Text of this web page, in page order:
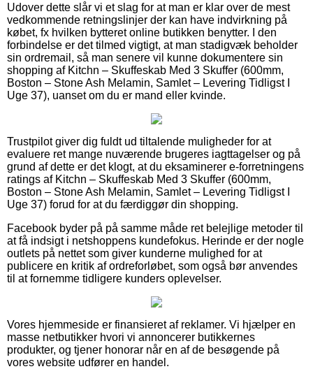
Udover dette slår vi et slag for at man er klar over de mest
vedkommende retningslinjer der kan have indvirkning på
købet, fx hvilken bytteret online butikken benytter. I den
forbindelse er det tilmed vigtigt, at man stadigvæk beholder
sin ordremail, så man senere vil kunne dokumentere sin
shopping af Kitchn – Skuffeskab Med 3 Skuffer (600mm,
Boston – Stone Ash Melamin, Samlet – Levering Tidligst I
Uge 37), uanset om du er mand eller kvinde.
Trustpilot giver dig fuldt ud tiltalende muligheder for at
evaluere ret mange nuværende brugeres iagttagelser og på
grund af dette er det klogt, at du eksaminerer e-forretningens
ratings af Kitchn – Skuffeskab Med 3 Skuffer (600mm,
Boston – Stone Ash Melamin, Samlet – Levering Tidligst I
Uge 37) forud for at du færdiggør din shopping.
Facebook byder på på samme måde ret belejlige metoder til
at få indsigt i netshoppens kundefokus. Herinde er der nogle
outlets på nettet som giver kunderne mulighed for at
publicere en kritik af ordreforløbet, som også bør anvendes
til at fornemme tidligere kunders oplevelser.
Vores hjemmeside er finansieret af reklamer. Vi hjælper en
masse netbutikker hvori vi annoncerer butikkernes
produkter, og tjener honorar når en af de besøgende på
vores website udfører en handel.